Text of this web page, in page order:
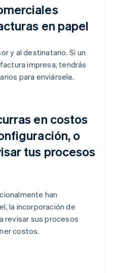
en papel
y al destinatario. Si un
impresa, tendrás
para enviársela.
en costos
o
tus procesos
han
la incorporación de
revisar sus procesos
costos.